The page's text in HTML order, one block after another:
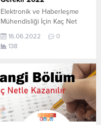
Elektronik ve Haberleşme
Mühendisliği İçin Kaç Net
Elektronik ve Haberleşme
Mühendisliği için kaç net
cevabını aşağıdan
öğrenebilirsiniz. Bu veriler
2021 TYT-AYT sınavında en
son yerleşen öğrencilerin
yapmış olduğu netlerdir.
YÖKATLAS YKS-TYT Net
16.06.2022
0
138